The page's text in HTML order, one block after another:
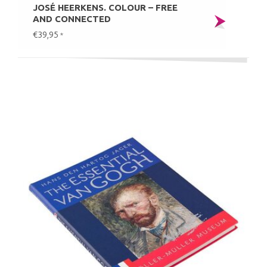
JOSÉ HEERKENS. COLOUR – FREE
AND CONNECTED
€39,95 *